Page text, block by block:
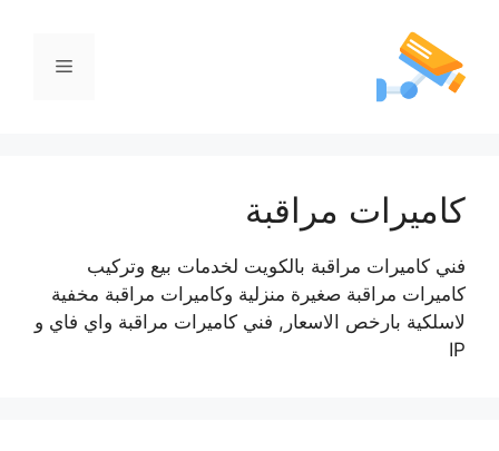
كاميرات مراقبة
فني كاميرات مراقبة بالكويت لخدمات بيع وتركيب
كاميرات مراقبة صغيرة منزلية وكاميرات مراقبة مخفية
لاسلكية بارخص الاسعار, فني كاميرات مراقبة واي فاي و
IP